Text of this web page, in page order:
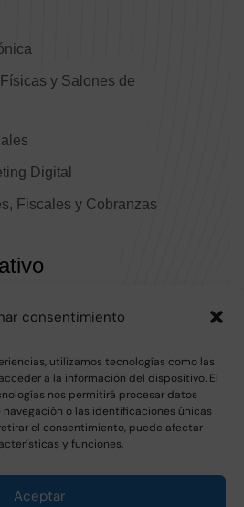
consentimiento
utilizamos tecnologías como las
a la información del dispositivo. El
nos permitirá procesar datos
o las identificaciones únicas
el consentimiento, puede afectar
y funciones.
Aceptar
y Salones de
Digital
Fiscales y Cobranzas
y recibe novedades y
nuestras soluciones.